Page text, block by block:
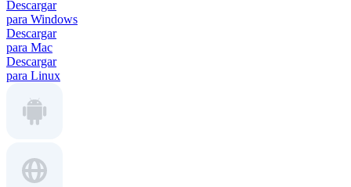
Descargar
para Windows
Descargar
para Mac
Descargar
para Linux